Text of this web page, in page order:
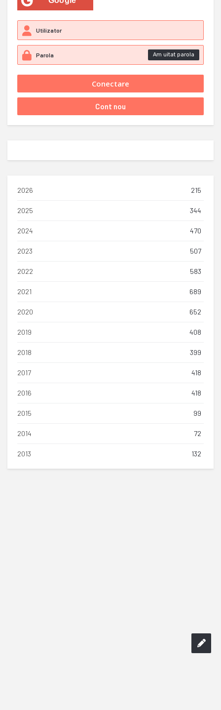
Am uitat parola
2026 215
2025 344
2024 470
2023 507
2022 583
2021 689
2020 652
2019 408
2018 399
2017 418
2016 418
2015 99
2014 72
2013 132